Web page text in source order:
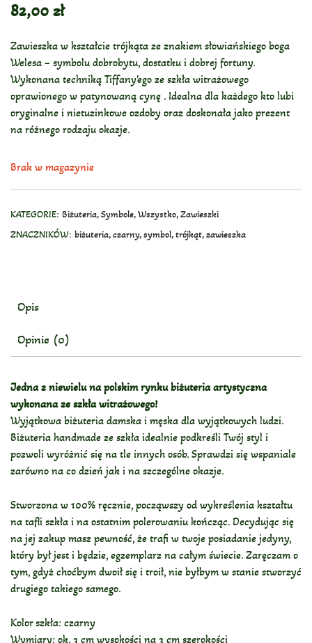
82,00 zł
Zawieszka w kształcie trójkąta ze znakiem słowiańskiego boga
Welesa – symbolu dobrobytu, dostatku i dobrej fortuny.
Wykonana techniką Tiffany’ego ze szkła witrażowego
oprawionego w patynowaną cynę . Idealna dla każdego kto lubi
oryginalne i nietuzinkowe ozdoby oraz doskonała jako prezent
na różnego rodzaju okazje.
Brak w magazynie
KATEGORIE: Biżuteria,Symbole,Wszystko,Zawieszki
ZNACZNIKÓW: biżuteria,czarny,symbol,trójkąt,zawieszka
Opis
Opinie (0)
Jedna z niewielu na polskim rynku biżuteria artystyczna
wykonana ze szkła witrażowego!
Wyjątkowa biżuteria damska i męska dla wyjątkowych ludzi.
Biżuteria handmade ze szkła idealnie podkreśli Twój styl i
pozwoli wyróżnić się na tle innych osób. Sprawdzi się wspaniale
zarówno na co dzień jak i na szczególne okazje.
Stworzona w 100% ręcznie, począwszy od wykreślenia kształtu
na tafli szkła i na ostatnim polerowaniu kończąc. Decydując się
na jej zakup masz pewność, że trafi w twoje posiadanie jedyny,
który był jest i będzie, egzemplarz na całym świecie. Zaręczam o
tym, gdyż choćbym dwoił się i troił, nie byłbym w stanie stworzyć
drugiego takiego samego.
Kolor szkła: czarny
Wymiary: ok. 3 cm wysokości na 3 cm szerokości